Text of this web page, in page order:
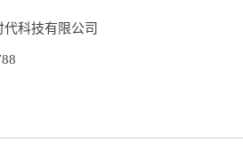
科技有限公司